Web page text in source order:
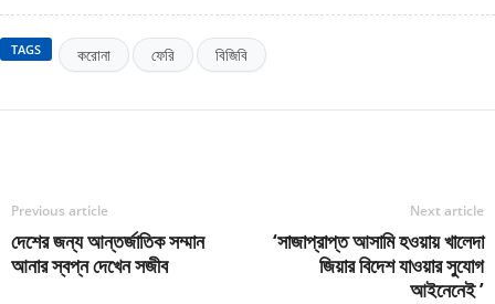
TAGS করোনা ফেরি বিজিবি
Previous article
দেশের জন্য আন্তর্জাতিক সম্মান
আনার স্বপ্ন দেখেন সজীব
Next article
‘সাজাপ্রাপ্ত আসামি হওয়ায় খালেদা
জিয়ার বিদেশ যাওয়ার সুযোগ
আইনেনেই ’